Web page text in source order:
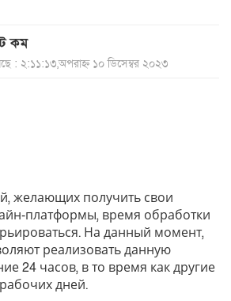
কম
: ২:১১:১৩,অপরাহ্ন ১০ ডিসেম্বর ২০২৩
желающих получить свои
платформы, время обработки
На данный момент,
реализовать данную
24 часов, в то время как другие
дней.